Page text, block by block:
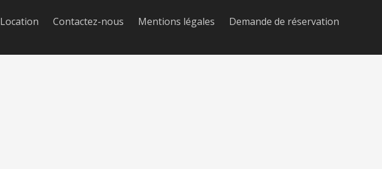
Location Contactez-nous Mentions légales Demande de réservation